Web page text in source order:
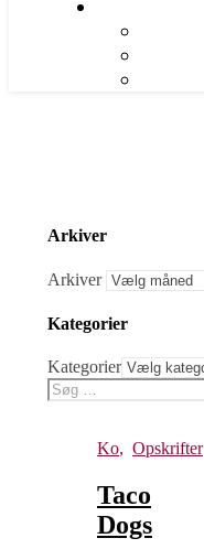
Arkiver
Arkiver
Kategorier
Kategorier
Ko, Opskrifter
Taco
Dogs